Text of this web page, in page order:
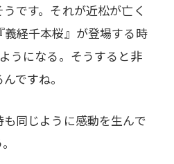
です。それが近松が亡く
経千本桜』が登場する時
うになる。そうすると非
ですね。
同じように感動を生んで